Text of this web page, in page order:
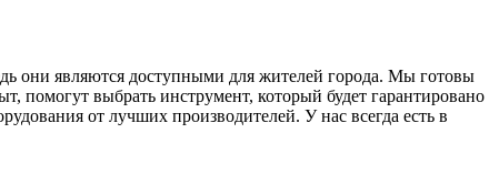
они являются доступными для жителей города. Мы готовы
выбрать инструмент, который будет гарантировано
от лучших производителей. У нас всегда есть в